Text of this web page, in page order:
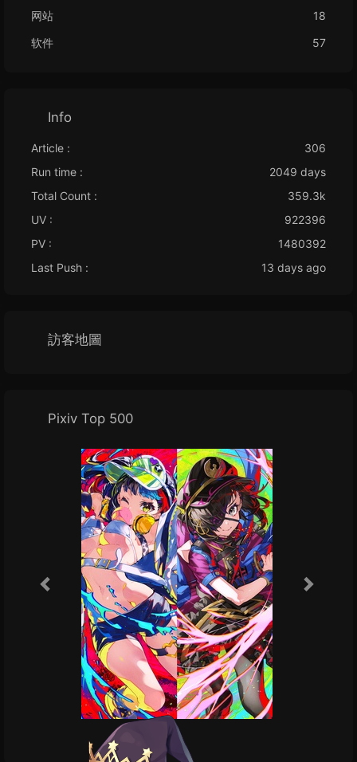
网站
18
软件
57
Info
Article :
306
Run time :
2049 days
Total Count :
359.3k
UV :
922396
PV :
1480392
Last Push :
13 days ago
訪客地圖
Pixiv Top 500